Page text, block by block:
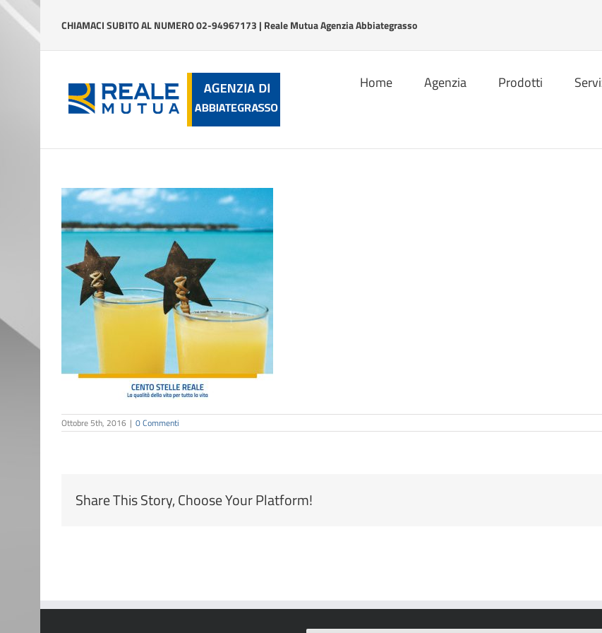
Salta
contenuto CHIAMACI SUBITO AL NUMERO 02-94967173 | Reale Mutua Agenzia Abbiategrasso
Home Agenzia Prodotti
Ottobre 5th, 2016 | 0 Commenti
Share This Story, Choose Your Platform!